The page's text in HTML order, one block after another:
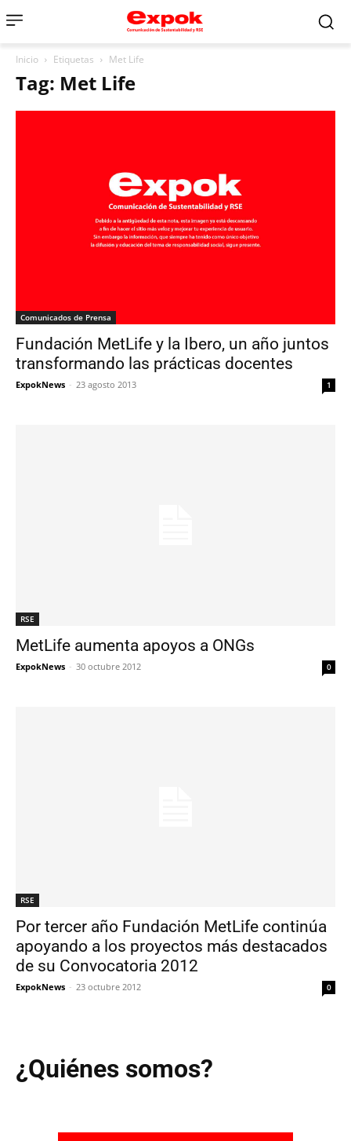
Inicio Etiquetas Met Life
Tag: Met Life
Comunicados de Prensa
Fundación MetLife y la Ibero, un año juntos
transformando las prácticas docentes
ExpokNews - 23 agosto 2013 1
RSE
MetLife aumenta apoyos a ONGs
ExpokNews - 30 octubre 2012 0
RSE
Por tercer año Fundación MetLife continúa
apoyando a los proyectos más destacados
de su Convocatoria 2012
ExpokNews - 23 octubre 2012 0
¿Quiénes somos?